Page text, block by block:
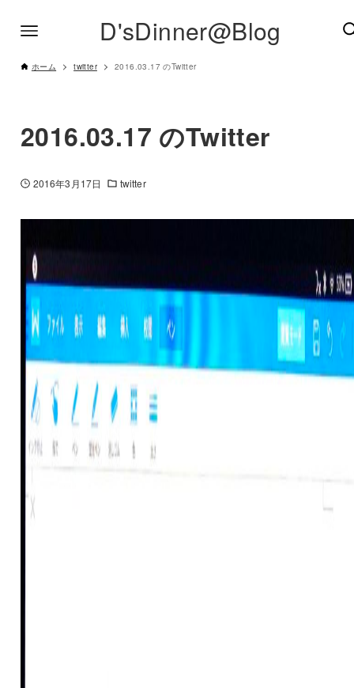
D'sDinner@Blog
ホーム twitter 2016.03.17 のTwitter
2016.03.17 のTwitter
2016年3月17日 twitter